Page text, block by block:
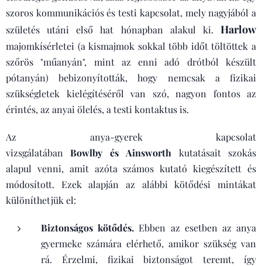
szoros kommunikációs és testi kapcsolat, mely nagyjából a
születés utáni első hat hónapban alakul ki. Harlow
majomkísérletei (a kismajmok sokkal több időt töltöttek a
szőrös "műanyán", mint az enni adó drótból készült
pótanyán) bebizonyították, hogy nemcsak a fizikai
szükségletek kielégítéséről van szó, nagyon fontos az
érintés, az anyai ölelés, a testi kontaktus is.
Az anya-gyerek kapcsolat
vizsgálatábanBowlby és Ainsworth kutatásait szokás
alapul venni, amit azóta számos kutató kiegészített és
módosított. Ezek alapján az alábbi kötődési mintákat
különíthetjük el:
Biztonságos kötődés. Ebben az esetben az anya
gyermeke számára elérhető, amikor szükség van
rá. Érzelmi, fizikai biztonságot teremt, így